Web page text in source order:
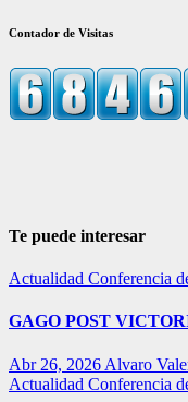
Contador de Visitas
Te puede interesar
Actualidad Conferencia
GAGO POST
Abr 26, 2026 Alvaro
Actualidad Conferencia